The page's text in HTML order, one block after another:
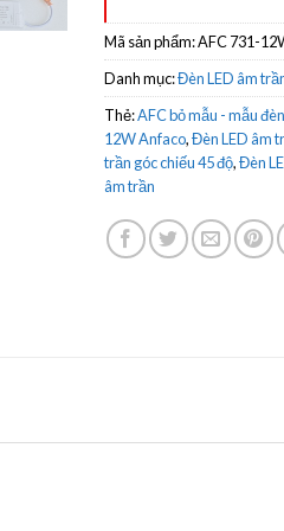
Mã sản phẩm:AFC 731-
Danh mục:Đèn LED âm
Thẻ:AFC bỏ mẫu - mẫu
12W Anfaco,Đèn LED âm
trần góc chiếu 45 độ,Đèn
âm trần